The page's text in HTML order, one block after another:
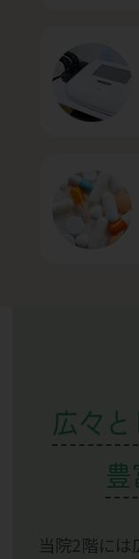
広々と
豊
当院2階には